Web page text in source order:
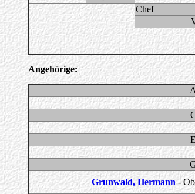
Chef
Angehörige:
A
E
Grunwald, Hermann-